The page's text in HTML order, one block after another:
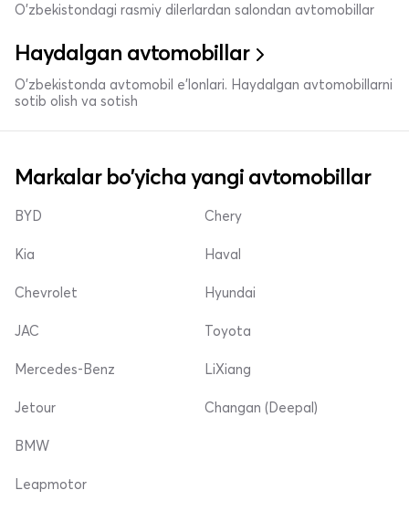
O'zbekistondagi rasmiy dilerlardan salondan avtomobillar
Haydalgan avtomobillar
O'zbekistonda avtomobil e’lonlari. Haydalgan avtomobillarni
sotib olish va sotish
Markalar bo'yicha yangi avtomobillar
BYD
Kia
Chevrolet
Chery
Haval
Hyundai
JAC
Mercedes-Benz
Jetour
Toyota
LiXiang
Changan (Deepal)
BMW
Leapmotor